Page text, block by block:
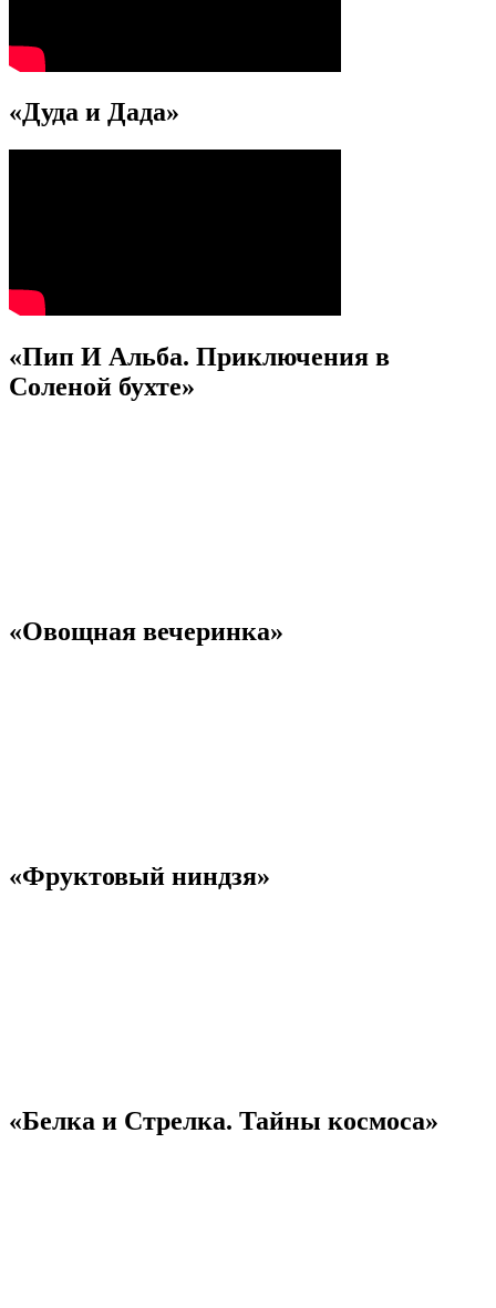
«Дуда и Дада»
«Пип И Альба. Приключения в
Соленой бухте»
«Овощная вечеринка»
«Фруктовый ниндзя»
«Белка и Стрелка. Тайны космоса»